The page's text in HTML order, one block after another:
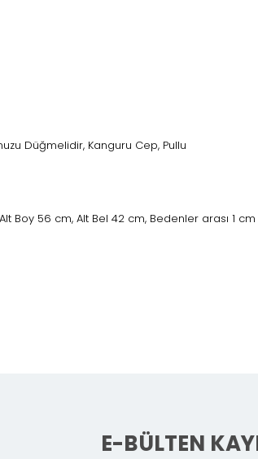
Düğmelidir, Kanguru Cep, Pullu
Boy 56 cm, Alt Bel 42 cm, Bedenler arası 1
E-BÜLTEN